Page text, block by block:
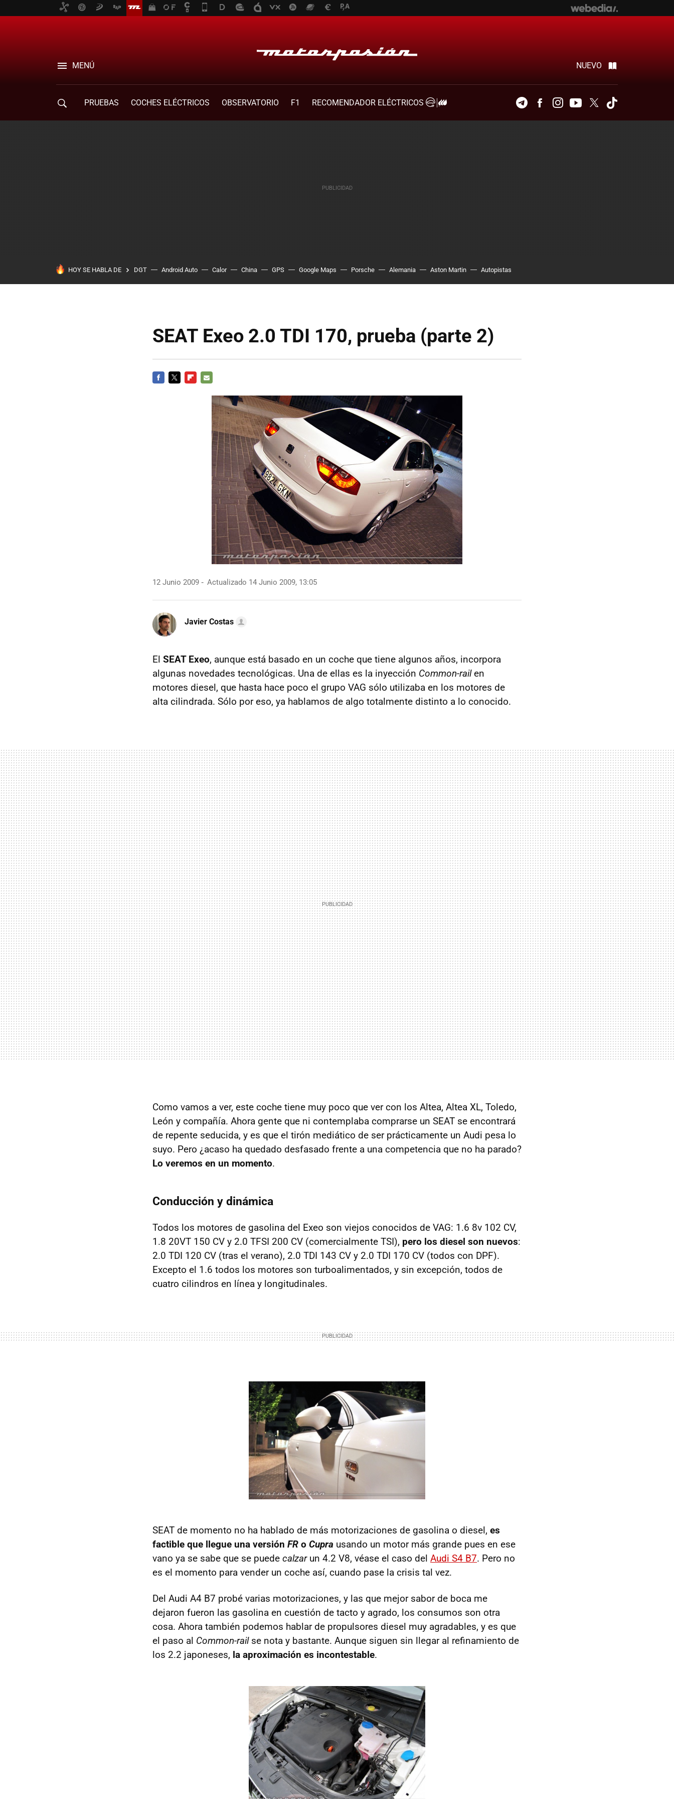
MENÚ NUEVO
PRUEBAS COCHES ELÉCTRICOS OBSERVATORIO F1
RECOMENDADOR ELÉCTRICOS
TelegramFacebookInstagramYoutubeTwitter
HOY SE HABLA DE DGT Android Auto Calor China GPS Google Maps Porsche Alemania Aston Martin Autopistas
SEAT Exeo 2.0 TDI 170, prueba (parte 2)
MAIL
12 Junio 2009 Actualizado 14 Junio 2009, 13:05
Javier Costas
El SEATExeo, aunque está basado en un coche que tiene algunos años, incorpora
algunas novedades tecnológicas. Una de ellas es la inyección Common-railen
motores diesel, que hasta hace poco el grupo VAG sólo utilizaba en los motores de
alta cilindrada. Sólo por eso, ya hablamos de algo totalmente distinto a lo conocido.
Como vamos a ver, este coche tiene muy poco que ver con los Altea, Altea XL, Toledo,
León y compañía. Ahora gente que ni contemplaba comprarse un SEAT se encontrará
de repente seducida, y es que el tirón mediático de ser prácticamente un Audi pesa lo
suyo. Pero ¿acaso ha quedado desfasado frente a una competencia que no ha parado?
Lo veremos en un momento.
Conducción y dinámica
Todos los motores de gasolina del Exeo son viejos conocidos de VAG: 1.6 8v 102 CV,
1.8 20VT 150 CV y 2.0 TFSI 200 CV (comercialmente TSI), pero los diesel son nuevos:
2.0 TDI 120 CV (tras el verano), 2.0 TDI 143 CV y 2.0 TDI 170 CV (todos con DPF).
Excepto el 1.6 todos los motores son turboalimentados, y sin excepción, todos de
cuatro cilindros en línea y longitudinales.
SEAT de momento no ha hablado de más motorizaciones de gasolina o diesel, es
factible que llegue una versión FR o Cupra usando un motor más grande pues en ese
vano ya se sabe que se puede calzarun 4.2 V8, véase el caso del Audi S4 B7. Pero no
es el momento para vender un coche así, cuando pase la crisis tal vez.
Del Audi A4 B7 probé varias motorizaciones, y las que mejor sabor de boca me
dejaron fueron las gasolina en cuestión de tacto y agrado, los consumos son otra
cosa. Ahora también podemos hablar de propulsores diesel muy agradables, y es que
el paso al Common-railse nota y bastante. Aunque siguen sin llegar al refinamiento de
los 2.2 japoneses, la aproximación es incontestable.